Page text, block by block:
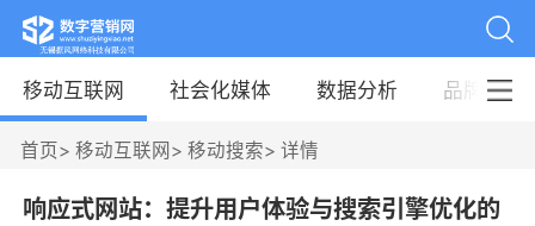
移动互联网 社会化媒体 数据分析 品牌案例
首页> 移动互联网 > 移动搜索> 详情
响应式网站：提升用户体验与搜索引擎优化的